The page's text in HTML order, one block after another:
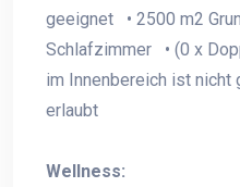
geeignet • 2500 m2
Schlafzimmer • (0 x
im Innenbereich ist
erlaubt
Wellness: